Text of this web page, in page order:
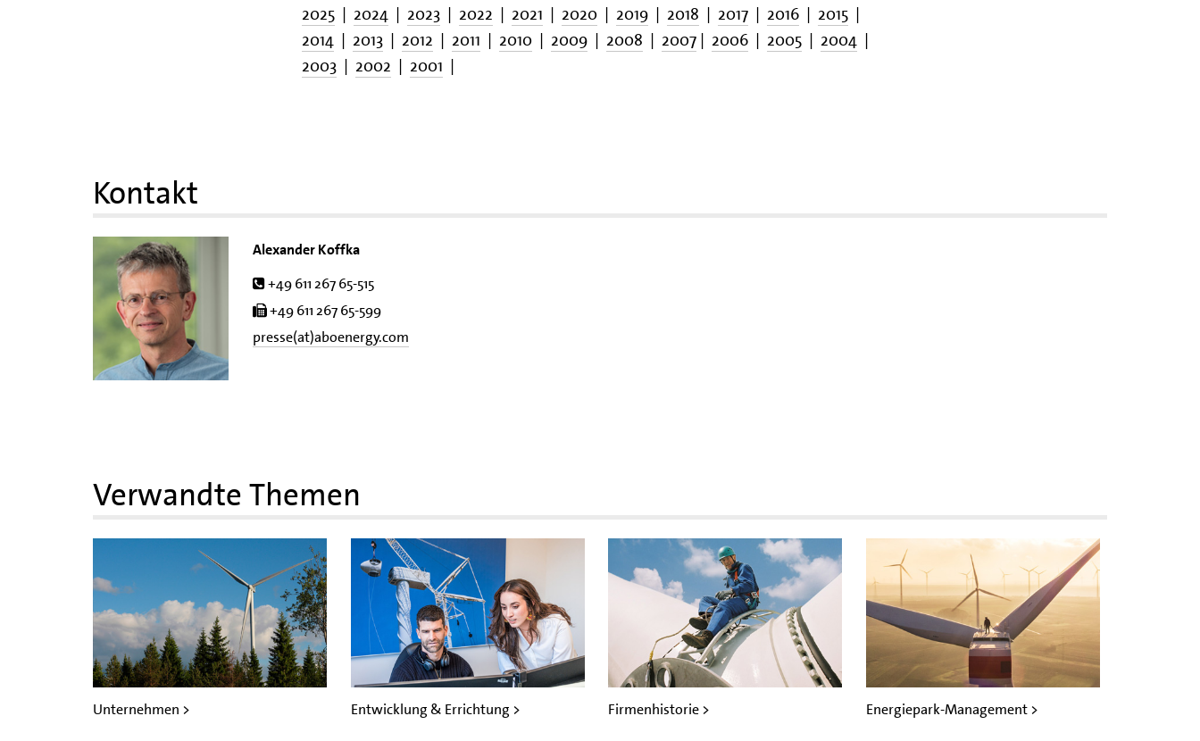
2025| 2024| 2023| 2022 | 2021 | 2020| 2019| 2018 | 2017| 2016| 2015|
2014| 2013| 2012 | 2011 | 2010| 2009| 2008 | 2007| 2006| 2005| 2004|
2003| 2002 | 2001 |
Kontakt
Alexander Koffka
Tel.
+49 611 267 65-515
Fax
+49 611 267 65-599
presse(at)aboenergy.com
Verwandte Themen
Unternehmen > Entwicklung & Errichtung > Firmenhistorie > Energiepark-Management >